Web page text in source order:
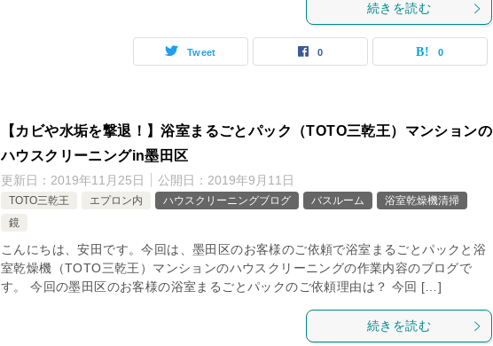
続きを読む
Tweet 0 0
【カビや水垢を撃退！】浴室まるごとパック（TOTO三乾王）マンションの
ハウスクリーニングin墨田区
更新日： 2019年11月25日 公開日： 2019年9月11日
TOTO三乾王 エプロン内 ハウスクリーニングブログ バスルーム
浴室乾燥機清掃
鏡
こんにちは、安田です。今回は、墨田区のお客様のご依頼で浴室まるごとパックと浴
室乾燥機（TOTO三乾王）マンションのハウスクリーニングの作業内容のブログで
す。 今回の墨田区のお客様の浴室まるごとパックのご依頼理由は？ 今回 […]
続きを読む